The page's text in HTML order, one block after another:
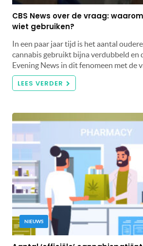
CBS News over de vraag:
wiet gebruiken?
In een paar jaar tijd is het aantal
cannabis gebruikt bijna verdubbeld en
Evening News in dit fenomeen met de
LEES VERDER
NIEUWS